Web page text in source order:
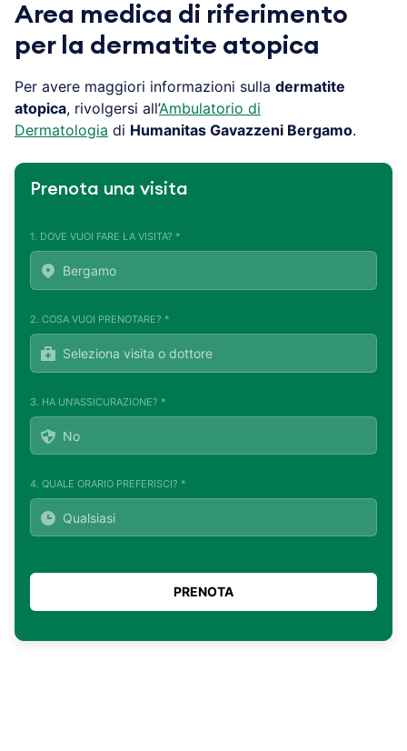
Area medica di riferimento
per la dermatite atopica
Per avere maggiori informazioni sulla dermatite
atopica, rivolgersi all’Ambulatorio di
Dermatologia di Humanitas Gavazzeni Bergamo.
Prenota una visita
1. DOVE VUOI FARE LA VISITA? *
2. COSA VUOI PRENOTARE? *
3. HA UN'ASSICURAZIONE? *
4. QUALE ORARIO PREFERISCI? *